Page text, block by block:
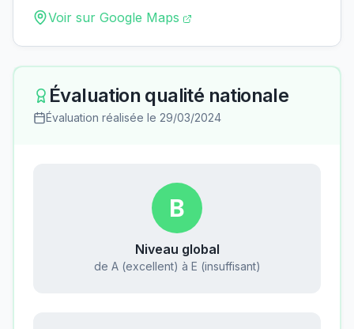
Voir sur Google Maps
Évaluation qualité nationale
Évaluation réalisée le 29/03/2024
B
Niveau global
de A (excellent) à E (insuffisant)